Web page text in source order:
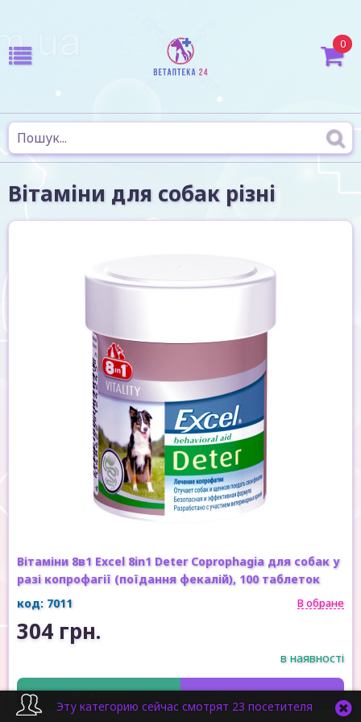
0
Вітаміни для собак різні
Вітаміни 8в1 Excel 8in1 Deter Coprophagia для собак у
разі копрофагії (поїдання фекалій), 100 таблеток
код: 7011
В обране
304 грн.
в наявності
Купити Швидка покупка
Эту категорию сейчас смотрят 23 посетителя